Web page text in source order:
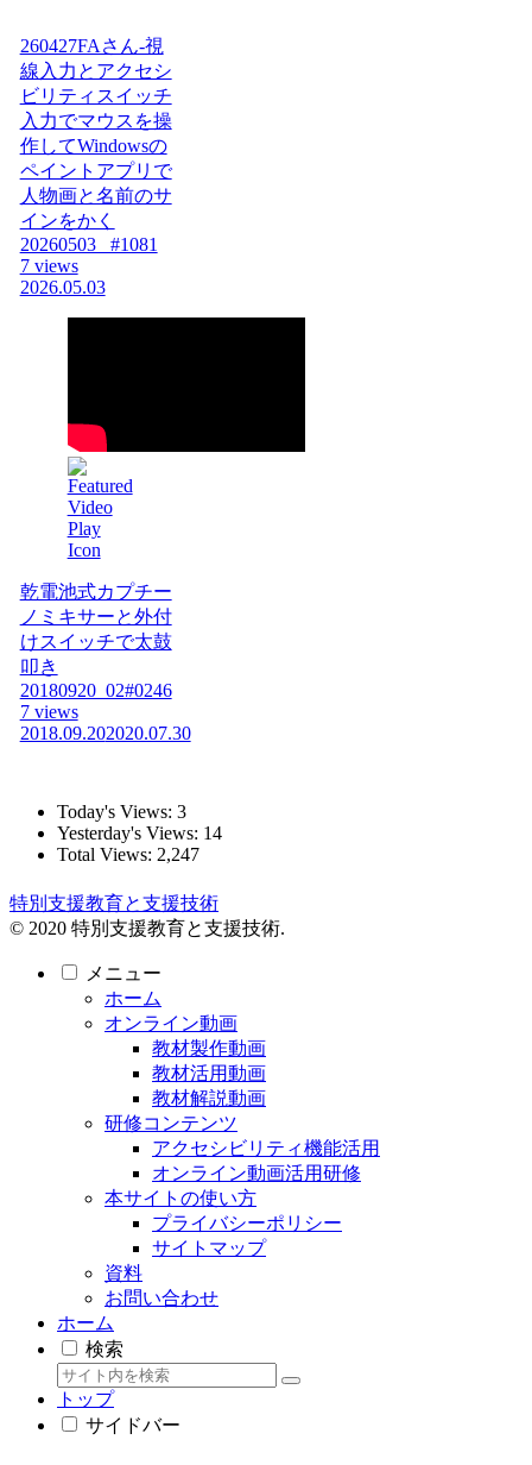
260427FAさん-視
線入力とアクセシ
ビリティスイッチ
入力でマウスを操
作してWindowsの
ペイントアプリで
人物画と名前のサ
インをかく
20260503_ #1081
7 views
2026.05.03
乾電池式カプチー
ノミキサーと外付
けスイッチで太鼓
叩き
20180920_02#0246
7 views
2018.09.202020.07.30
Today's Views: 3
Yesterday's Views: 14
Total Views: 2,247
特別支援教育と支援技術
© 2020 特別支援教育と支援技術.
メニュー
ホーム
オンライン動画
教材製作動画
教材活用動画
教材解説動画
研修コンテンツ
アクセシビリティ機能活用
オンライン動画活用研修
本サイトの使い方
プライバシーポリシー
サイトマップ
資料
お問い合わせ
ホーム
検索
トップ
サイドバー